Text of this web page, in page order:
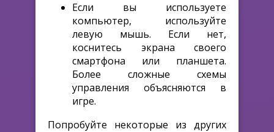
Если вы используете
компьютер, используйте
левую мышь. Если нет,
коснитесь экрана своего
смартфона или планшета.
Более сложные схемы
управления объясняются в
игре.
Попробуйте некоторые из других